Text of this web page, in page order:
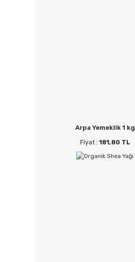
Arpa Yemeklik 1 kg
Fiyat : 181,80 TL